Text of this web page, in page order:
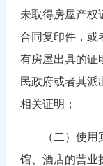
未取得房屋产权
合同复印件，或
有房屋出具的证
民政府或者其派
相关证明；
（二）使用宾
馆、酒店的营业